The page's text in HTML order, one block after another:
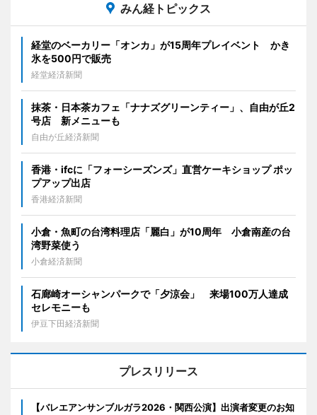
みん経トピックス
経堂のベーカリー「オンカ」が15周年プレイベント かき
氷を500円で販売
経堂経済新聞
抹茶・日本茶カフェ「ナナズグリーンティー」、自由が丘2
号店 新メニューも
自由が丘経済新聞
香港・ifcに「フォーシーズンズ」直営ケーキショップ ポッ
プアップ出店
香港経済新聞
小倉・魚町の台湾料理店「麗白」が10周年 小倉南産の台
湾野菜使う
小倉経済新聞
石廊崎オーシャンパークで「夕涼会」 来場100万人達成
セレモニーも
伊豆下田経済新聞
プレスリリース
【バレエアンサンブルガラ2026・関西公演】出演者変更のお知